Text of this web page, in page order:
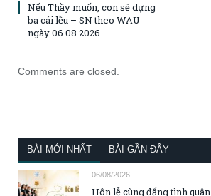
Nếu Thầy muốn, con sẽ dựng
ba cái lều – SN theo WAU
ngày 06.08.2026
Comments are closed.
BÀI MỚI NHẤT BÀI GẦN ĐÂY
06/08/2026
Hôn lễ cùng đấng tình quân